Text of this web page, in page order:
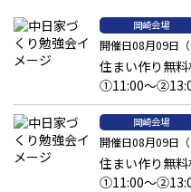
岡崎会場
開催日08月09日（
住まい作り無料
①11:00～
岡崎会場
開催日08月09日（
住まい作り無料
①11:00～